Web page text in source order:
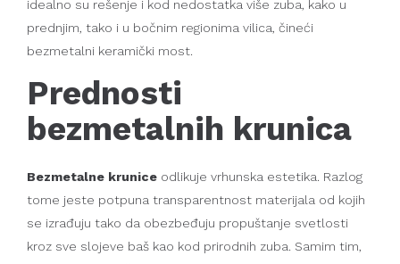
idealno su rešenje i kod nedostatka više zuba, kako u
prednjim, tako i u bočnim regionima vilica, čineći
bezmetalni keramički most.
Prednosti
bezmetalnih krunica
Bezmetalne krunice odlikuje vrhunska estetika. Razlog
tome jeste potpuna transparentnost materijala od kojih
se izrađuju tako da obezbeđuju propuštanje svetlosti
kroz sve slojeve baš kao kod prirodnih zuba. Samim tim,